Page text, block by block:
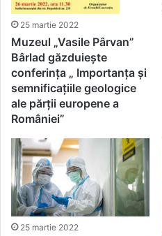
25 martie 2022
Muzeul „Vasile Pârvan”
Bârlad găzduiește
conferința „ Importanţa şi
semnificaţiile geologice
ale părţii europene a
României”
25 martie 2022